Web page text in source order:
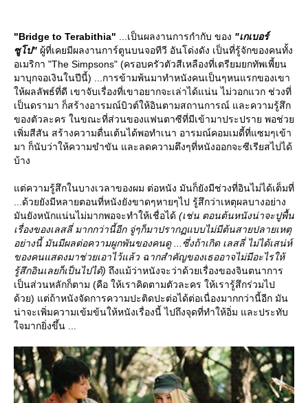
"Bridge to Terabithia" ...เป็นผลงานการกำกับ ของ "เกเบอร์
ซูโป" ผู้ที่เคยมีผลงานการ์ตูนบนจอทีวี อันโด่งดัง เป็นที่รู้จักของคนทั้ง
อเมริกา "The Simpsons" (ครอบครัวตัวสีเหลืองที่เตรียมยกทัพเพี้ยน
มาบุกจอเงินในปีนี้) ...การข้ามพ้นมาทำหนังคนเป็นๆหนแรกของเขา
ห้ผลลัพธ์ที่ดี เขาจับเรื่องที่เขาอยากจะเล่าได้แน่น ไม่วอกแวก ช่วงที่
เป็นดรามา ก็สร้างอารมณ์บิวต์ให้อินตามสถานการณ์ และความรู้สึก
ของตัวละคร ในขณะที่ส่วนของแฟนตาซีที่มีเข้ามาประปราย พอช่ว
เพิ่มสีสัน สร้างความตื่นเต้นได้พอทำเนา อารมณ์คอมเมดี้ที่แซมๆเข้า
มา ก็นับว่าให้ความขำขัน และลดความตึงๆที่หนังออกจะซีเรียสไปได้
บ้าง
ต่ความรู้สึกในบางเวลาของผม ต่อหนัง มันก็ยังมีช่วงที่อินไม่ได้เต็มที่
...ด้วยยังมีหลายตอนที่หนังยังขาดๆหายๆไป รู้สึกว่าเหตุผลบางอย่าง
มันยังหนักแน่นไม่มากพอจะทำให้เชื่อได้ (เช่น ตอนต้นหนังน่าจะปูพื้น
เรื่องของเลสลี่ มากกว่านี้อีก จู่ๆก็มาปรากฏแบบไม่มีต้นสายปลายเหตุ
อย่างนี้ มันมีผลต่อความผูกพันของคนดู ...ซึ่งถ้าเกิด เลสลี่ ไม่ได้เสน่ห์
ของคนแสดงมาช่วยเอาไว้แล้ว ฉากสำคัญของเธออาจไม่มีอะไรให้
รู้สึกอินเลยก็เป็นไปได้) ถึงแม้ว่าหนังจะว่าด้วยเรื่องของจินตนาการ
เป็นส่วนหลักก็ตาม (คือ ให้เราคิดตามตัวละคร ให้เรารู้สึกร่วมไป
ด้วย) แต่ถ้าหนังจัดการความปะติดปะต่อได้ต่อเนื่องมากกว่านี้อีก มัน
น่าจะเพิ่มความเข้มข้นให้หนังเรื่องนี้ ไปถึงจุดที่ทำให้อิ่ม และประทับ
จมากยิ่งขึ้น ...